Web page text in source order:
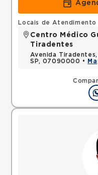
Locais de Atendimento
Centro Médico
Tiradentes
Avenida Tiradentes,
SP, 07090000 •